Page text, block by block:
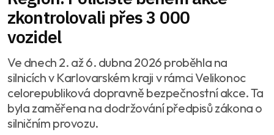
zkontrolovali přes 3 000
vozidel
Ve dnech 2. až 6. dubna 2026 proběhla na
silnicích v Karlovarském kraji v rámci Velikonoc
celorepubliková dopravně bezpečnostní akce. Ta
byla zaměřena na dodržování předpisů zákona o
silničním provozu.